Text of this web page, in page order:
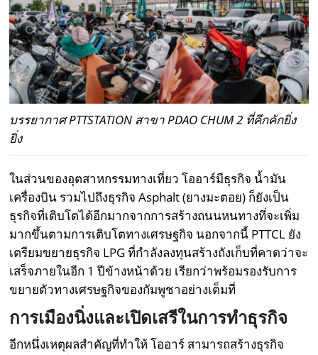
บรรยากาศ PTTSTATION สาขา PDAO CHUM 2 ที่คึกคักยิ่ง
ยิ่ง
ในส่วนของอุตสาหกรรมทางเที่ยว โออาร์มีธุรกิจ น้ำมัน
เครื่องบิน รวมไปถึงธุรกิจ Asphalt (ยางมะตอย) ก็ยังเป็น
ธุรกิจที่เติบโตได้อีกมากจากการสร้างถนนหนทางทึ่จะเพิ่ม
มากขึ้นตามการเติบโตทางเศรษฐกิจ นอกจากนี้ PTTCL ยัง
เตรียมขยายธุรกิจ LPG ที่กำลังลงทุนสร้างถังเก็บที่คาดว่าจะ
เสร็จภายในอีก 1 ปีข้างหน้าด้วย เรียกว่าพร้อมรองรับการ
ขยายตัวทางเศรษฐกิจของกัมพูชาอย่างเต็มที่
การเมืองนิ่งและเปิดเสรีในการทำธุรกิจ
อีกหนึ่งเหตุผลสำคัญที่ทำให้ โออาร์ สามารถสร้างธุรกิจ